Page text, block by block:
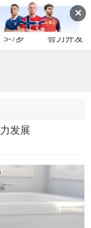
✕
5-7岁 智力开发
发展